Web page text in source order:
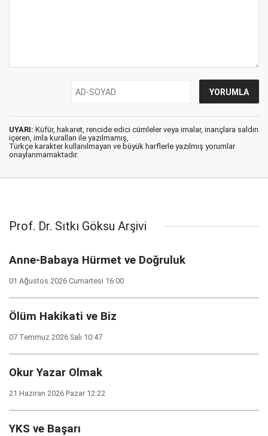
UYARI: Küfür, hakaret, rencide edici cümleler veya imalar, inançlara saldırı
içeren, imla kuralları ile yazılmamış,
Türkçe karakter kullanılmayan ve büyük harflerle yazılmış yorumlar
onaylanmamaktadır.
Prof. Dr. Sıtkı Göksu Arşivi
Anne-Babaya Hürmet ve Doğruluk
01 Ağustos 2026 Cumartesi 16:00
Ölüm Hakikati ve Biz
07 Temmuz 2026 Salı 10:47
Okur Yazar Olmak
21 Haziran 2026 Pazar 12:22
YKS ve Başarı